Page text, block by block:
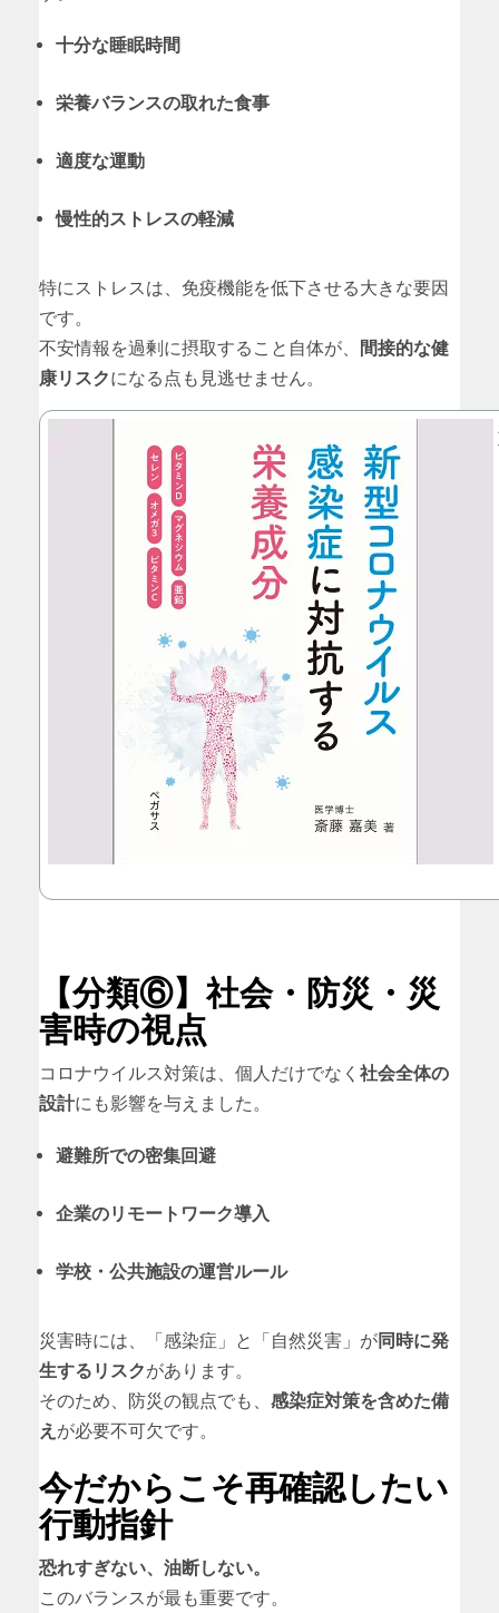
十分な睡眠時間
栄養バランスの取れた食事
適度な運動
慢性的ストレスの軽減
特にストレスは、免疫機能を低下させる大きな要因
です。
不安情報を過剰に摂取すること自体が、
間接的な健
康リスクになる点も見逃せません。
【分類⑥】社会・防災・災
害時の視点
コロナウイルス対策は、個人だけでなく 社会全体の
設計にも影響を与えました。
避難所での密集回避
企業のリモートワーク導入
学校・公共施設の運営ルール
災害時には、「感染症」と「自然災害」が同時に発
生するリスクがあります。
そのため、防災の観点でも、 感染症対策を含めた備
え が必要不可欠です。
今だからこそ再確認したい
行動指針
恐れすぎない、油断しない。
このバランスが最も重要です。